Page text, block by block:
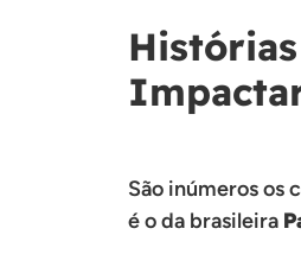
São inúmeros os
é o da brasileira